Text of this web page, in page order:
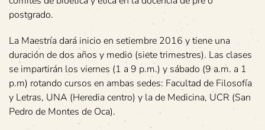
postgrado.
La Maestría dará inicio en setiembre 2016 y tiene una
duración de dos años y medio (siete trimestres). Las clases
se impartirán los viernes (1 a 9 p.m.) y sábado (9 a.m. a 1
p.m) rotando cursos en ambas sedes: Facultad de Filosofía
y Letras, UNA (Heredia centro) y la de Medicina, UCR (San
Pedro de Montes de Oca).